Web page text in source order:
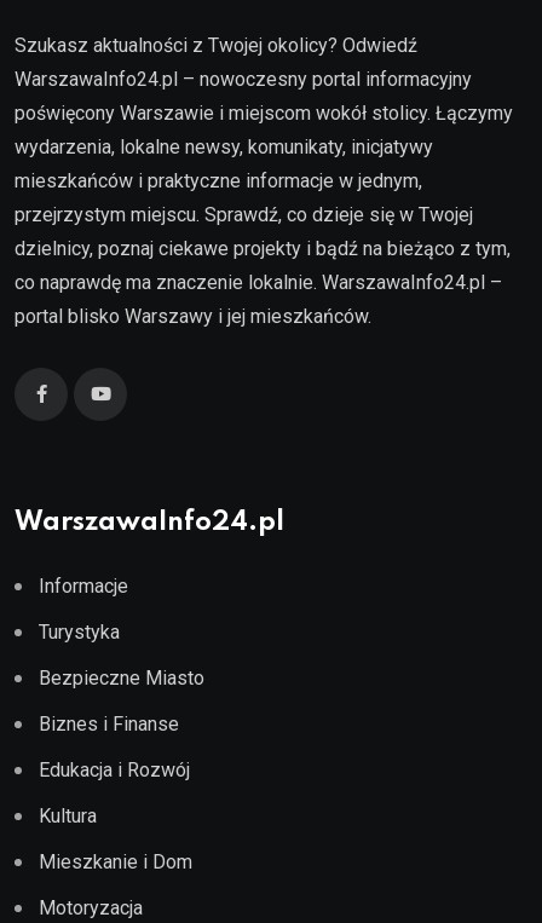
Szukasz aktualności z Twojej okolicy? Odwiedź
WarszawaInfo24.pl – nowoczesny portal informacyjny
poświęcony Warszawie i miejscom wokół stolicy. Łączymy
wydarzenia, lokalne newsy, komunikaty, inicjatywy
mieszkańców i praktyczne informacje w jednym,
przejrzystym miejscu. Sprawdź, co dzieje się w Twojej
dzielnicy, poznaj ciekawe projekty i bądź na bieżąco z tym,
co naprawdę ma znaczenie lokalnie. WarszawaInfo24.pl –
portal blisko Warszawy i jej mieszkańców.
WarszawaInfo24.pl
Informacje
Turystyka
Bezpieczne Miasto
Biznes i Finanse
Edukacja i Rozwój
Kultura
Mieszkanie i Dom
Motoryzacja